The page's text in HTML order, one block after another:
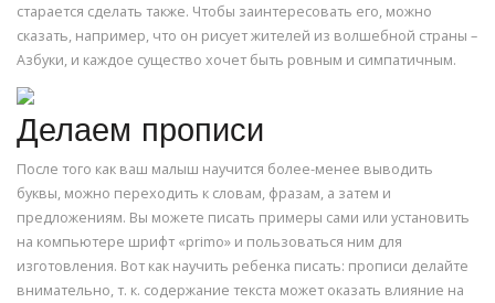
старается сделать также. Чтобы заинтересовать его, можно
сказать, например, что он рисует жителей из волшебной страны –
Азбуки, и каждое существо хочет быть ровным и симпатичным.
Делаем прописи
После того как ваш малыш научится более-менее выводить
буквы, можно переходить к словам, фразам, а затем и
предложениям. Вы можете писать примеры сами или установить
на компьютере шрифт «primo» и пользоваться ним для
изготовления. Вот как научить ребенка писать: прописи делайте
внимательно, т. к. содержание текста может оказать влияние на